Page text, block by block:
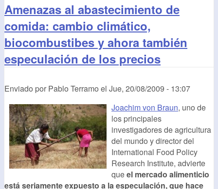
Amenazas al abastecimiento de
comida: cambio climático,
biocombustibes y ahora también
especulación de los precios
Enviado por Pablo Terramo el Jue, 20/08/2009 - 13:07
Joachim von Braun, uno de
los principales
investigadores de agricultura
del mundo y director del
International Food Policy
Research Institute, advierte
queel mercado alimenticio
está seriamente expuesto a la especulación, que hace